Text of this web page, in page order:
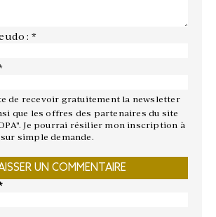
: *
de recevoir gratuitement la newsletter
que les offres des partenaires du site
Je pourrai résilier mon inscription à
simple demande.